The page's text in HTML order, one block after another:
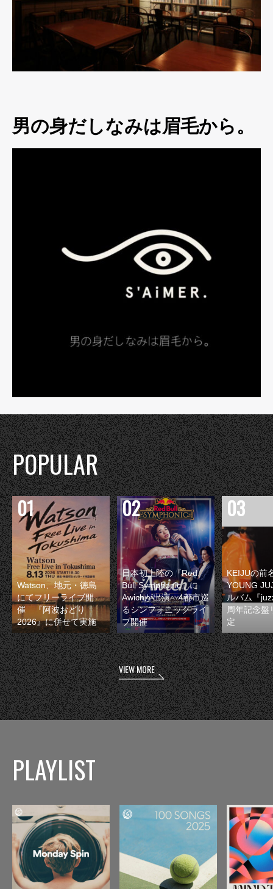
男の身だしなみは眉毛から。
POPULAR
Watson、地元・徳島
にてフリーライブ開
催 『阿波おどり
2026』に併せて実施
日本初上陸の『Red
Bull Symphonic』に
Awichが出演 4都市巡
るシンフォニックライ
ブ開催
KEIJUの前
YOUNG
ルバム『
周年記念盤
定
VIEW MORE
PLAYLIST